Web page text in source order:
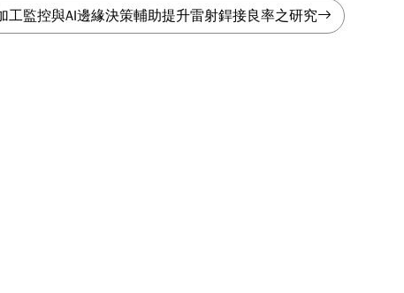
工監控與AI邊緣決策輔助提升雷射銲接良率之研究